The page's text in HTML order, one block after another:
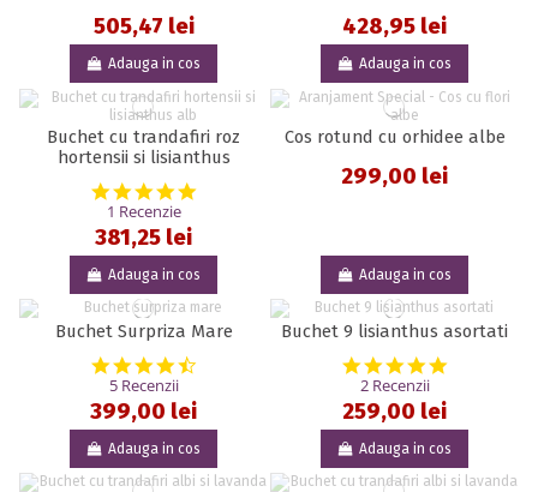
505,47 lei
Adauga in cos
428,95 lei
Adauga in cos
Buchet cu trandafiri roz
hortensii si lisianthus
5.0 star rating
1 Recenzie
381,25 lei
Adauga in cos
Cos rotund cu orhidee albe
299,00 lei
Adauga in cos
Buchet Surpriza Mare
4.6 star rating
5 Recenzii
399,00 lei
Adauga in cos
Buchet 9 lisianthus asortati
5.0 star
2 Recenzii
259,00 lei
Adauga in cos